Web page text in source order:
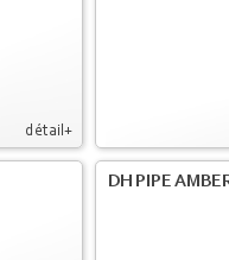
détail+
DH PIPE